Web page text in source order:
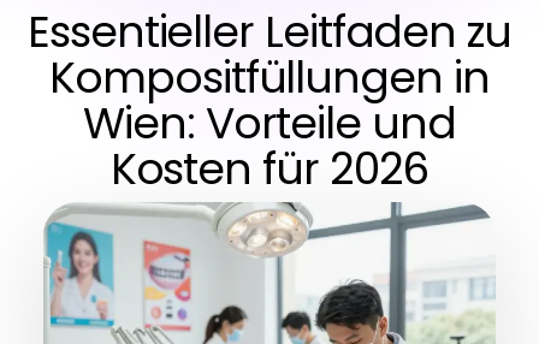
Essentieller Leitfaden zu
Kompositfüllungen in
Wien: Vorteile und
Kosten für 2026